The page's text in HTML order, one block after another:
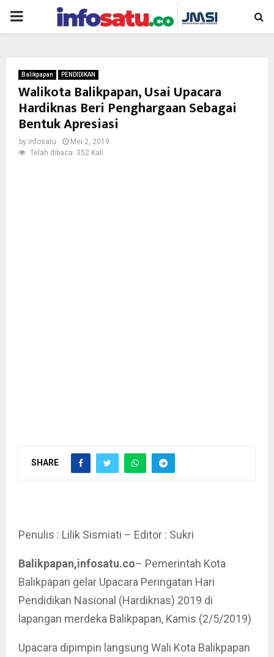
PRIMARY
Balikpapan PENDIDIKAN
Walikota Balikpapan, Usai Upacara
Hardiknas Beri Penghargaan Sebagai
Bentuk Apresiasi
by infosatu
Mei 2, 2019
Telah dibaca: 352 Kali
SHARE
Penulis : Lilik Sismiati – Editor : Sukri
Balikpapan,infosatu.co– Pemerintah Kota
Balikpapan gelar Upacara Peringatan Hari
Pendidikan Nasional (Hardiknas) 2019 di
lapangan merdeka Balikpapan, Kamis (2/5/2019)
Upacara dipimpin langsung Wali Kota Balikpapan